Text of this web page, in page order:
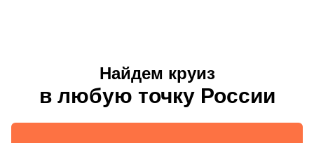
Найдем круиз
в любую точку России